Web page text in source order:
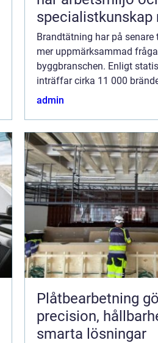
specialistkunskap
Brandtätning har på senare
mer uppmärksammad
byggbranschen. Enligt
inträffar cirka 11 000
år, vilket innebär att de fles...
admin
Plåtbearbetning
precision,
smarta lösningar